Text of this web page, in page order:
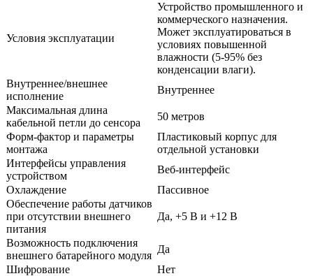
Условия эксплуатации
Устройство промышленного и
коммерческого назначения.
Может эксплуатироваться в
условиях повышенной
влажности (5-95% без
конденсации влаги).
Внутреннее/внешнее
исполнение
Внутреннее
Максимальная длина
кабельной петли до сенсора
50 метров
Форм-фактор и параметры
монтажа
Пластиковый корпус для
отдельной установки
Интерфейсы управления
устройством
Веб-интерфейс
Охлаждение
Пассивное
Обеспечение работы датчиков
при отсутствии внешнего
питания
Да, +5 В и +12 В
Возможность подключения
внешнего батарейного модуля
Да
Шифрование
Нет